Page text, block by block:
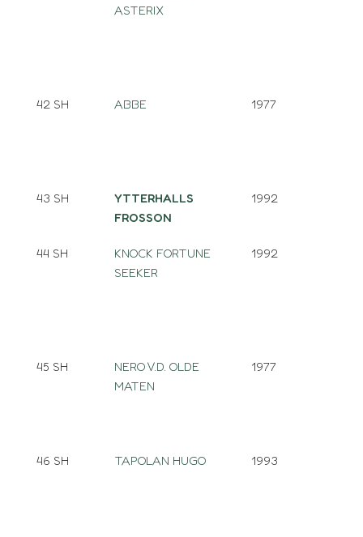
ASTERIX
42 SH ABBE 1977
43 SH
YTTERHALLS
FROSSON
1992
44 SH
KNOCK FORTUNE
SEEKER
1992
45 SH
NERO V.D. OLDE
MATEN
1977
46 SH TAPOLAN HUGO 1993